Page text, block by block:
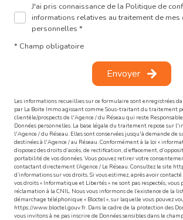
J'ai pris connaissance de la Politique de
informations relatives au traitement de mes
personnelles *
* Champ obligatoire
Envoyer
Les informations recueillies sur ce formulaire sont enregistrées
par La Boite Immo agissant comme Sous-traitant du traitement
clientèle/prospects de l'Agence / du Réseau qui reste
Données personnelles. La base légale du traitement repose sur
l'Agence / du Réseau. Elles sont conservées jusqu'à demande de
destinées à l'Agence / au Réseau. Conformément à la loi «
disposez des droits d’accès, de rectification, d’effacement,
portabilité de vos données. Vous pouvez retirer votre
contactant directement l’Agence / Le Réseau. Consultez le site
d’informations sur vos droits. Si vous estimez, après avoir
vos droits « Informatique et Libertés » ne sont pas respectés, vous
réclamation à la CNIL. Nous vous informons de l’existence de la
démarchage téléphonique « Bloctel », sur laquelle vous pouvez
https://www.bloctel.gouv.fr. Dans le cadre de la protection des
vous invitons à ne pas inscrire de Données sensibles dans le